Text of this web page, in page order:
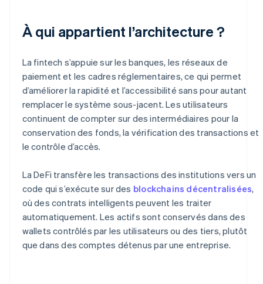
À qui appartient l’architecture ?
La fintech s’appuie sur les banques, les réseaux de
paiement et les cadres réglementaires, ce qui permet
d’améliorer la rapidité et l’accessibilité sans pour autant
remplacer le système sous-jacent. Les utilisateurs
continuent de compter sur des intermédiaires pour la
conservation des fonds, la vérification des transactions et
le contrôle d’accès.
La DeFi transfère les transactions des institutions vers un
code qui s’exécute sur des blockchains décentralisées,
où des contrats intelligents peuvent les traiter
automatiquement. Les actifs sont conservés dans des
wallets contrôlés par les utilisateurs ou des tiers, plutôt
que dans des comptes détenus par une entreprise.